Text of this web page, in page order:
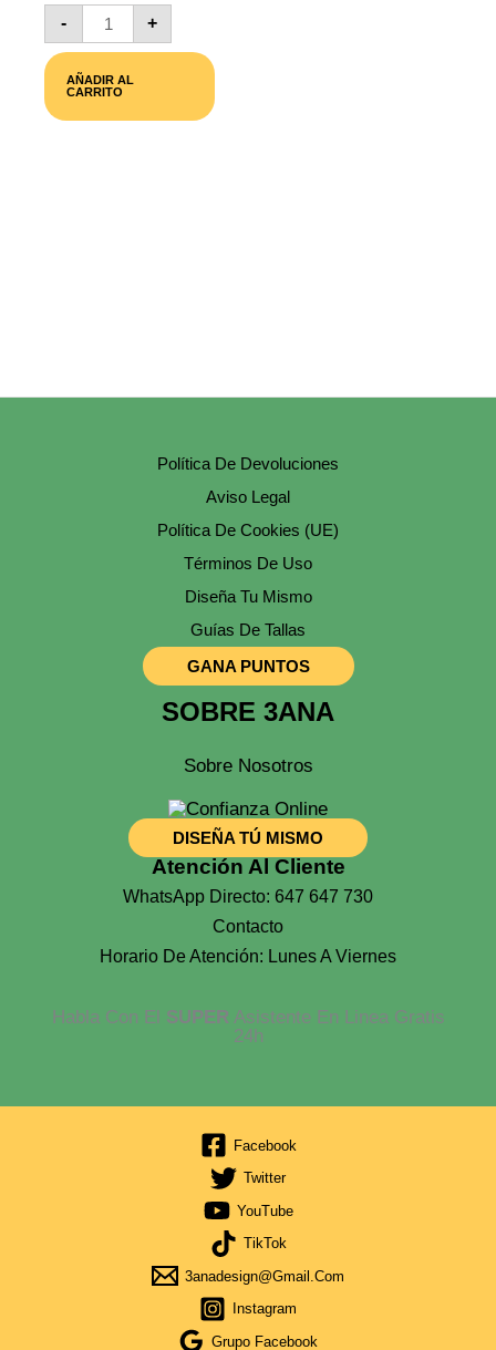
-
Taza
Día
De
Madre
Cantidad
+
AÑADIR AL
CARRITO
Política De Devoluciones
Aviso Legal
Política De Cookies (UE)
Términos De Uso
Diseña Tu Mismo
Guías De Tallas
GANA PUNTOS
SOBRE 3ANA
Sobre Nosotros
DISEÑA TÚ MISMO
Atención Al Cliente
WhatsApp Directo: 647 647 730
Contacto
Horario De Atención: Lunes A Viernes
Habla Con El SUPERAsistente En Linea Gratis
24h
Facebook
Twitter
YouTube
TikTok
3anadesign@gmail.com
Instagram
Grupo Facebook